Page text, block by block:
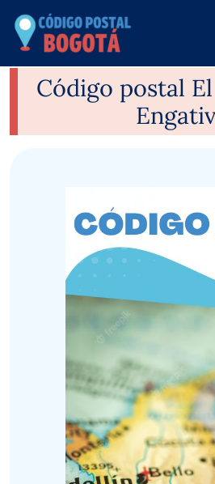
contenido
Código postal